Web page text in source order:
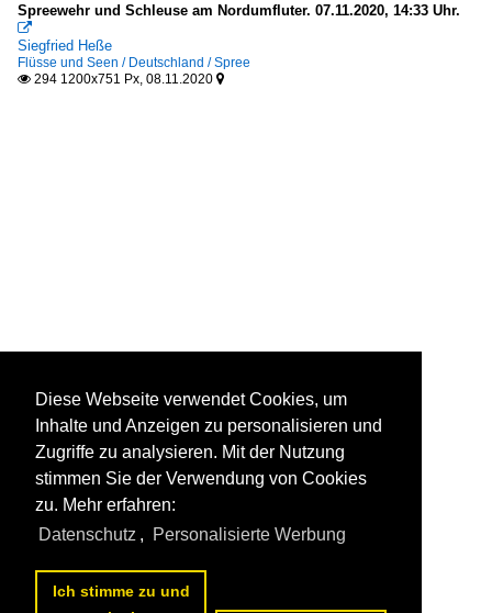
Spreewehr und Schleuse am Nordumfluter. 07.11.2020, 14:33 Uhr.

Siegfried Heße
Flüsse und Seen / Deutschland / Spree
 294 1200x751 Px, 08.11.2020 
Diese Webseite verwendet Cookies, um
Inhalte und Anzeigen zu personalisieren und
Zugriffe zu analysieren. Mit der Nutzung
stimmen Sie der Verwendung von Cookies
zu. Mehr erfahren:
Datenschutz , Personalisierte Werbung
Ich stimme zu und